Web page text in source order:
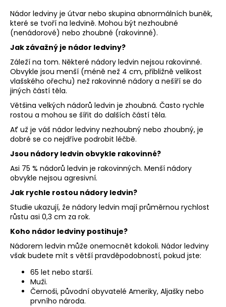
Nádor ledviny je útvar nebo skupina abnormálních buněk,
které se tvoří na ledvině. Mohou být nezhoubné
(nenádorové) nebo zhoubné (rakovinné).
Jak závažný je nádor ledviny?
Záleží na tom. Některé nádory ledvin nejsou rakovinné.
Obvykle jsou menší (méně než 4 cm, přibližně velikost
vlašského ořechu) než rakovinné nádory a nešíří se do
jiných částí těla.
Většina velkých nádorů ledvin je zhoubná. Často rychle
rostou a mohou se šířit do dalších částí těla.
Ať už je váš nádor ledviny nezhoubný nebo zhoubný, je
dobré se co nejdříve podrobit léčbě.
Jsou nádory ledvin obvykle rakovinné?
Asi 75 % nádorů ledvin je rakovinných. Menší nádory
obvykle nejsou agresivní.
Jak rychle rostou nádory ledvin?
Studie ukazují, že nádory ledvin mají průměrnou rychlost
růstu asi 0,3 cm za rok.
Koho nádor ledviny postihuje?
Nádorem ledvin může onemocnět kdokoli. Nádor ledviny
však budete mít s větší pravděpodobností, pokud jste:
65 let nebo starší.
Muži.
Černoši, původní obyvatelé Ameriky, Aljašky nebo
prvního národa.
?
HLEDAT
D
o
p
o
r
u
č
u
j
e
m
e